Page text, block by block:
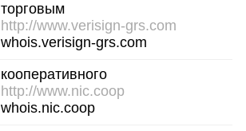
торговым
http://www.verisign-grs.com
whois.verisign-grs.com
кооперативного
http://www.nic.coop
whois.nic.coop